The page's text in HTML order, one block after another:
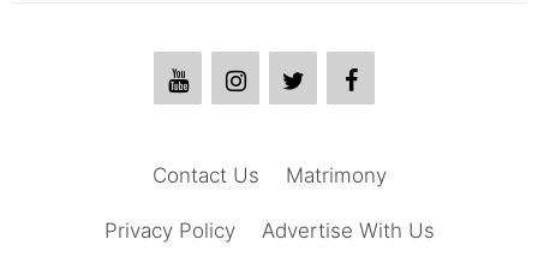
Matrimony
Contact Us
Advertise With Us
Privacy Policy